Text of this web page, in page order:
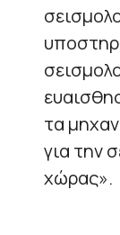
τα
για την
χώρας».